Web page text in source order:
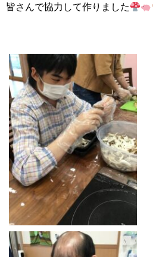
皆さんで協力して作りました